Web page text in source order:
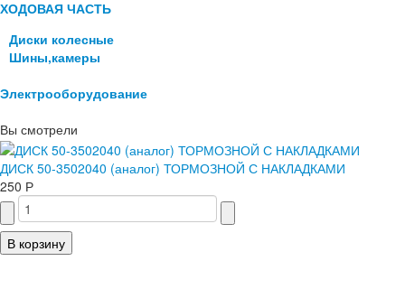
ХОДОВАЯ ЧАСТЬ
Диски колесные
Шины,камеры
Электрооборудование
Вы смотрели
ДИСК 50-3502040 (аналог) ТОРМОЗНОЙ С НАКЛАДКАМИ
250 Р